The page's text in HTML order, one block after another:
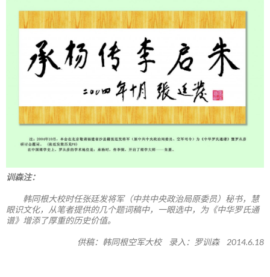
训森注：
韩同根大校时任张廷发将军（中共中央政治局原委员）秘书，慧
眼识文化，从笔者提供的几个题词稿中，一眼选中，为《中华罗氏通
谱》增添了厚重的历史价值。
供稿：韩同根空军大校 录入：罗训森 2014.6.18